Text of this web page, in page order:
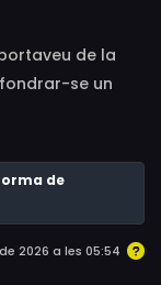
Jack Benny,
Barry
Lampkin,
Howard K.
de la
se un
la presidència
del Senat es
el
de
2026 a les 05:54